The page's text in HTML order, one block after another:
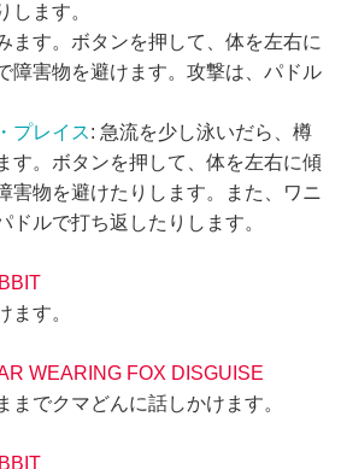
します。
ます。ボタンを押して、体を左右に
障害物を避けます。攻撃は、パドル
プレイス: 急流を少し泳いだら、樽
す。ボタンを押して、体を左右に傾
害物を避けたりします。また、ワニ
ドルで打ち返したりします。
ます。
WEARING FOX DISGUISE
までクマどんに話しかけます。